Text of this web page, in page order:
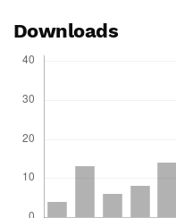
Downloads